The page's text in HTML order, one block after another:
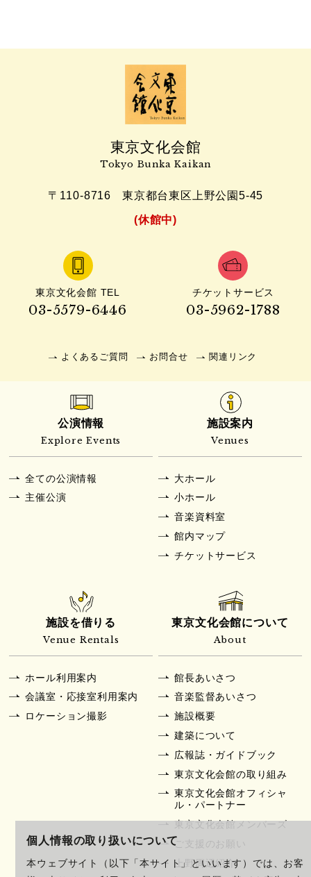
個人情報の取り扱いについて
本ウェブサイト（以下「本サイト」といいます）では、お客
東京文化会館
Tokyo Bunka Kaikan
〒110-8716 東京都台東区上野公園5-45
(休館中)
東京文化会館 TEL
03-5579-6446
チケットサービス
03-5962-1788
よくあるご質問 お問合せ 関連リンク
公演情報
Explore Events
全ての公演情報
主催公演
施設案内
Venues
大ホール
小ホール
音楽資料室
館内マップ
チケットサービス
施設を借りる
Venue Rentals
ホール利用案内
会議室・応接室利用案内
ロケーション撮影
東京文化会館について
About
館長あいさつ
音楽監督あいさつ
施設概要
建築について
広報誌・ガイドブック
東京文化会館の取り組み
東京文化会館オフィシャ
ル・パートナー
東京文化会館メンバーズ
ご支援のお願い
上野周辺紹介